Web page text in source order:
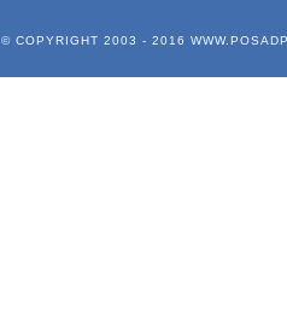
© COPYRIGHT 2003 - 2016